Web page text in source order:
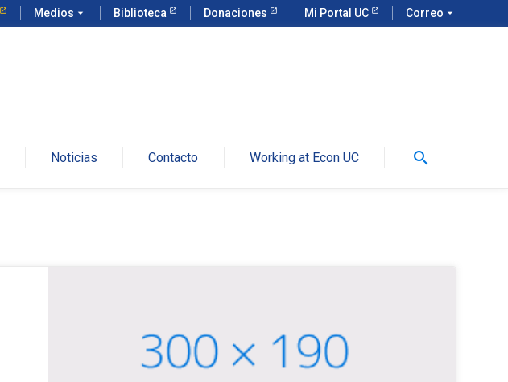
Medios arrow_drop_down Biblioteca Donaciones Mi Portal UC Correo arrow_drop_down
Noticias Contacto Working at Econ UC search